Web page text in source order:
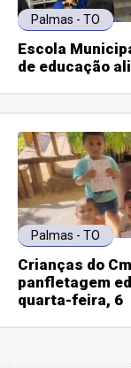
Palmas - TO
Escola
de educação
Palmas - TO
Crianças do
panfletagem
quarta-feira, 6